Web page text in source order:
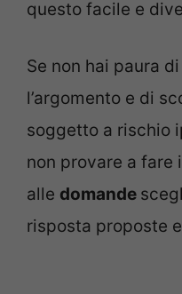
questo facile e
Se non hai paura
l’argomento e di
soggetto a rischio
non provare a fare
alle domande
risposta proposte